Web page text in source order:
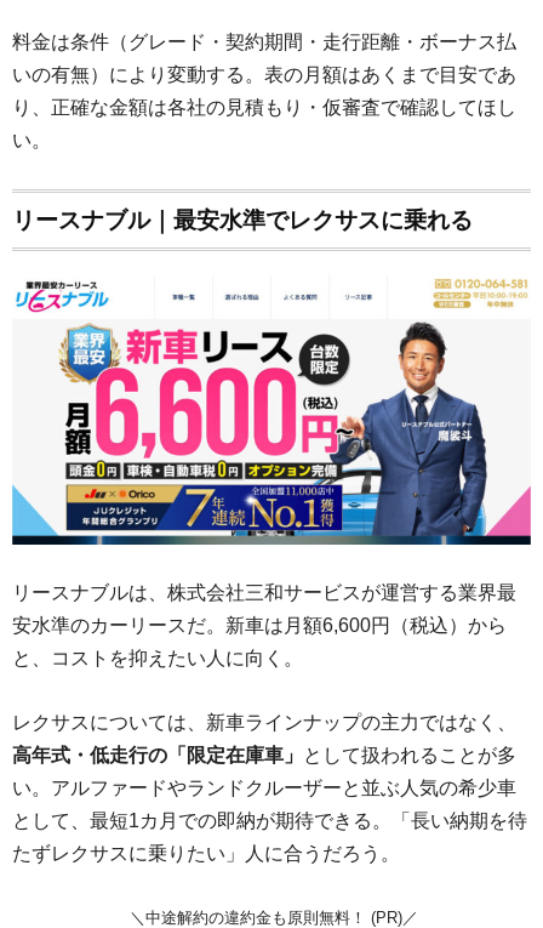
料金は条件（グレード・契約期間・走行距離・ボーナス払
いの有無）により変動する。表の月額はあくまで目安であ
り、正確な金額は各社の見積もり・仮審査で確認してほし
い。
リースナブル｜最安水準でレクサスに乗れる
リースナブルは、株式会社三和サービスが運営する業界最
安水準のカーリースだ。新車は月額6,600円（税込）から
と、コストを抑えたい人に向く。
レクサスについては、新車ラインナップの主力ではなく、
高年式・低走行の「限定在庫車」 として扱われることが多
い。アルファードやランドクルーザーと並ぶ人気の希少車
として、最短1カ月での即納が期待できる。「長い納期を待
たずレクサスに乗りたい」人に合うだろう。
＼中途解約の違約金も原則無料！ (PR)／